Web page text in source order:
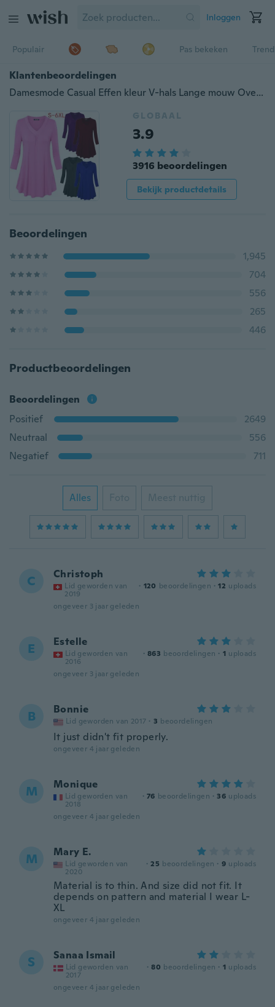
Inloggen
Populair Pas bekeken
Klantenbeoordelingen
Damesmode Casual Effen kleur V-hals Lange mouw Overhemd Geplooide zoom Katoenen T-shirt Tops Blouse Plus maat S - 6XL
GLOBAAL
3.9
3916 beoordelingen
Bekijk productdetails
Beoordelingen
1,945
704
556
265
446
Productbeoordelingen
Beoordelingen
Positief
2649
Neutraal
556
Negatief
711
Alles Foto Meest nuttig
C Christoph
Lid geworden van
2019
· 120 beoordelingen · 12 uploads
ongeveer 3 jaar geleden
E Estelle
Lid geworden van
2016
· 863 beoordelingen · 1 uploads
ongeveer 3 jaar geleden
B Bonnie
Lid geworden van 2017 · 3 beoordelingen
It just didn't fit properly.
ongeveer 4 jaar geleden
M Monique
Lid geworden van
2018
· 76 beoordelingen · 36 uploads
ongeveer 4 jaar geleden
M Mary E.
Lid geworden van
2020
· 25 beoordelingen · 9 uploads
Material is to thin. And size did not fit. It
depends on pattern and material I wear L-
XL
ongeveer 4 jaar geleden
S Sanaa Ismail
Lid geworden van
2017
· 80 beoordelingen · 1 uploads
ongeveer 4 jaar geleden